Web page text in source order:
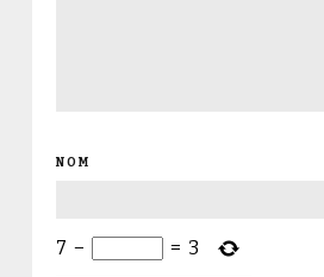
NOM
7 − = 3